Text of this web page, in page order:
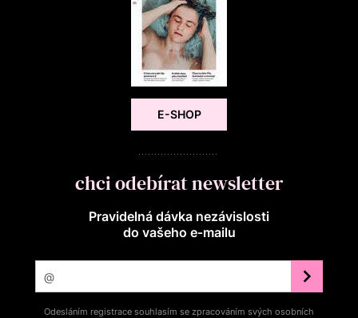
E-SHOP
chci odebírat newsletter
Pravidelná dávka nezávislosti
do vašeho e‑mailu
Odesláním registrace souhlasím se zpracováním svých osobních